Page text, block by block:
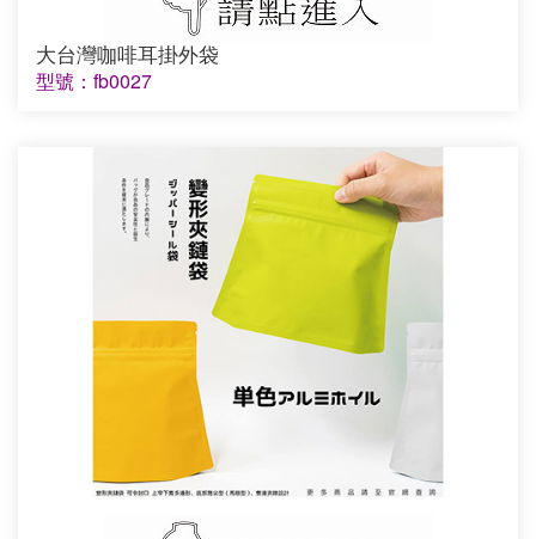
大台灣咖啡耳掛外袋
型號：fb0027